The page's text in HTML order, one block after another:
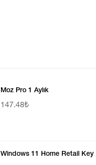
Moz Pro 1 Aylık
147.48₺
Windows 11 Home Retail Key